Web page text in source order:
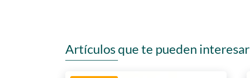
Artículos que te pueden interesar